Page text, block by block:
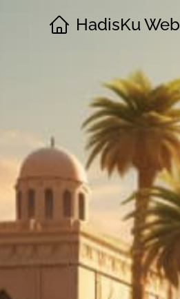
HadisKu Web
Tentang
·
Download